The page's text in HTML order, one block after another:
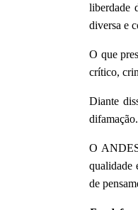
liberdade
diversa e
O que
crítico,
Diante
O
qualidade
de